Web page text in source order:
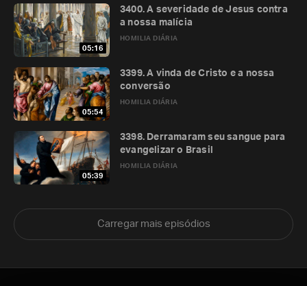
05:16
HOMILIA DIÁRIA
3400. A severidade de Jesus contra
a nossa malícia
05:54
HOMILIA DIÁRIA
3399. A vinda de Cristo e a nossa
conversão
05:39
HOMILIA DIÁRIA
3398. Derramaram seu sangue para
evangelizar o Brasil
Carregar mais episódios